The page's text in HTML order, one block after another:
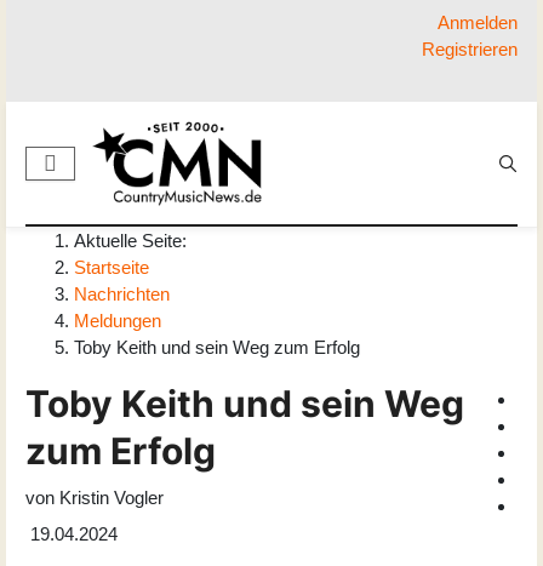
Anmelden
Registrieren
Aktuelle Seite:
Startseite
Nachrichten
Meldungen
Toby Keith und sein Weg zum Erfolg
Toby Keith und sein Weg
zum Erfolg
von Kristin Vogler
19.04.2024